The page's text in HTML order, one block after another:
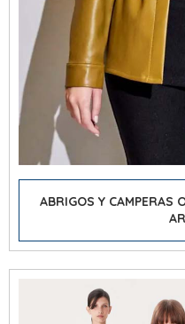
ABRIGOS Y CAMPERAS